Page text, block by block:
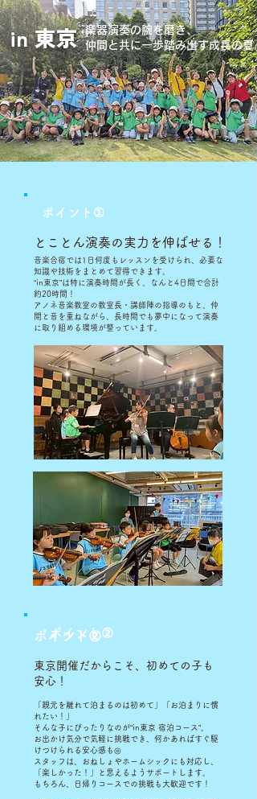
in 東京
楽器演奏の腕を磨き、
仲間と共に一歩踏み出す成長の夏
対象 年長※条件あり・小学生以上 弦楽器 ピアノ
とことん演奏の実力を伸ばせる！
音楽合宿では1日何度もレッスンを受けられ、必要な
知識や技術をまとめて習得できます。
“in東京”は特に演奏時間が長く、なんと4日間で合計
約20時間！
アノネ音楽教室の教室長・講師陣の指導のもと、仲
間と音を重ねながら、長時間でも夢中になって演奏
に取り組める環境が整っています。
ポイント①
ポイント②
東京開催だからこそ、初めての子も
安心！
「親元を離れて泊まるのは初めて」「お泊まりに慣
れたい！」
そんな子にぴったりなのが“in東京 宿泊コース”。
お出かけ気分で気軽に挑戦でき、何かあればすぐ駆
けつけられる 安心感も◎
スタッフは、おねしょやホームシックにも対応し、
「楽しかった！」と思えるようサポートします。
もちろん、日帰りコースでの挑戦も大歓迎です！
ポイント②